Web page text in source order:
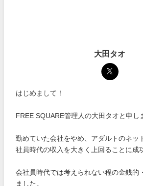
大田タオ
はじめまして！
FREE SQUARE管理人の大田タオと申し
勤めていた会社をやめ、アダルトのネッ
社員時代の収入を大きく上回ることに成
会社員時代では考えられない程の金銭的
ました。